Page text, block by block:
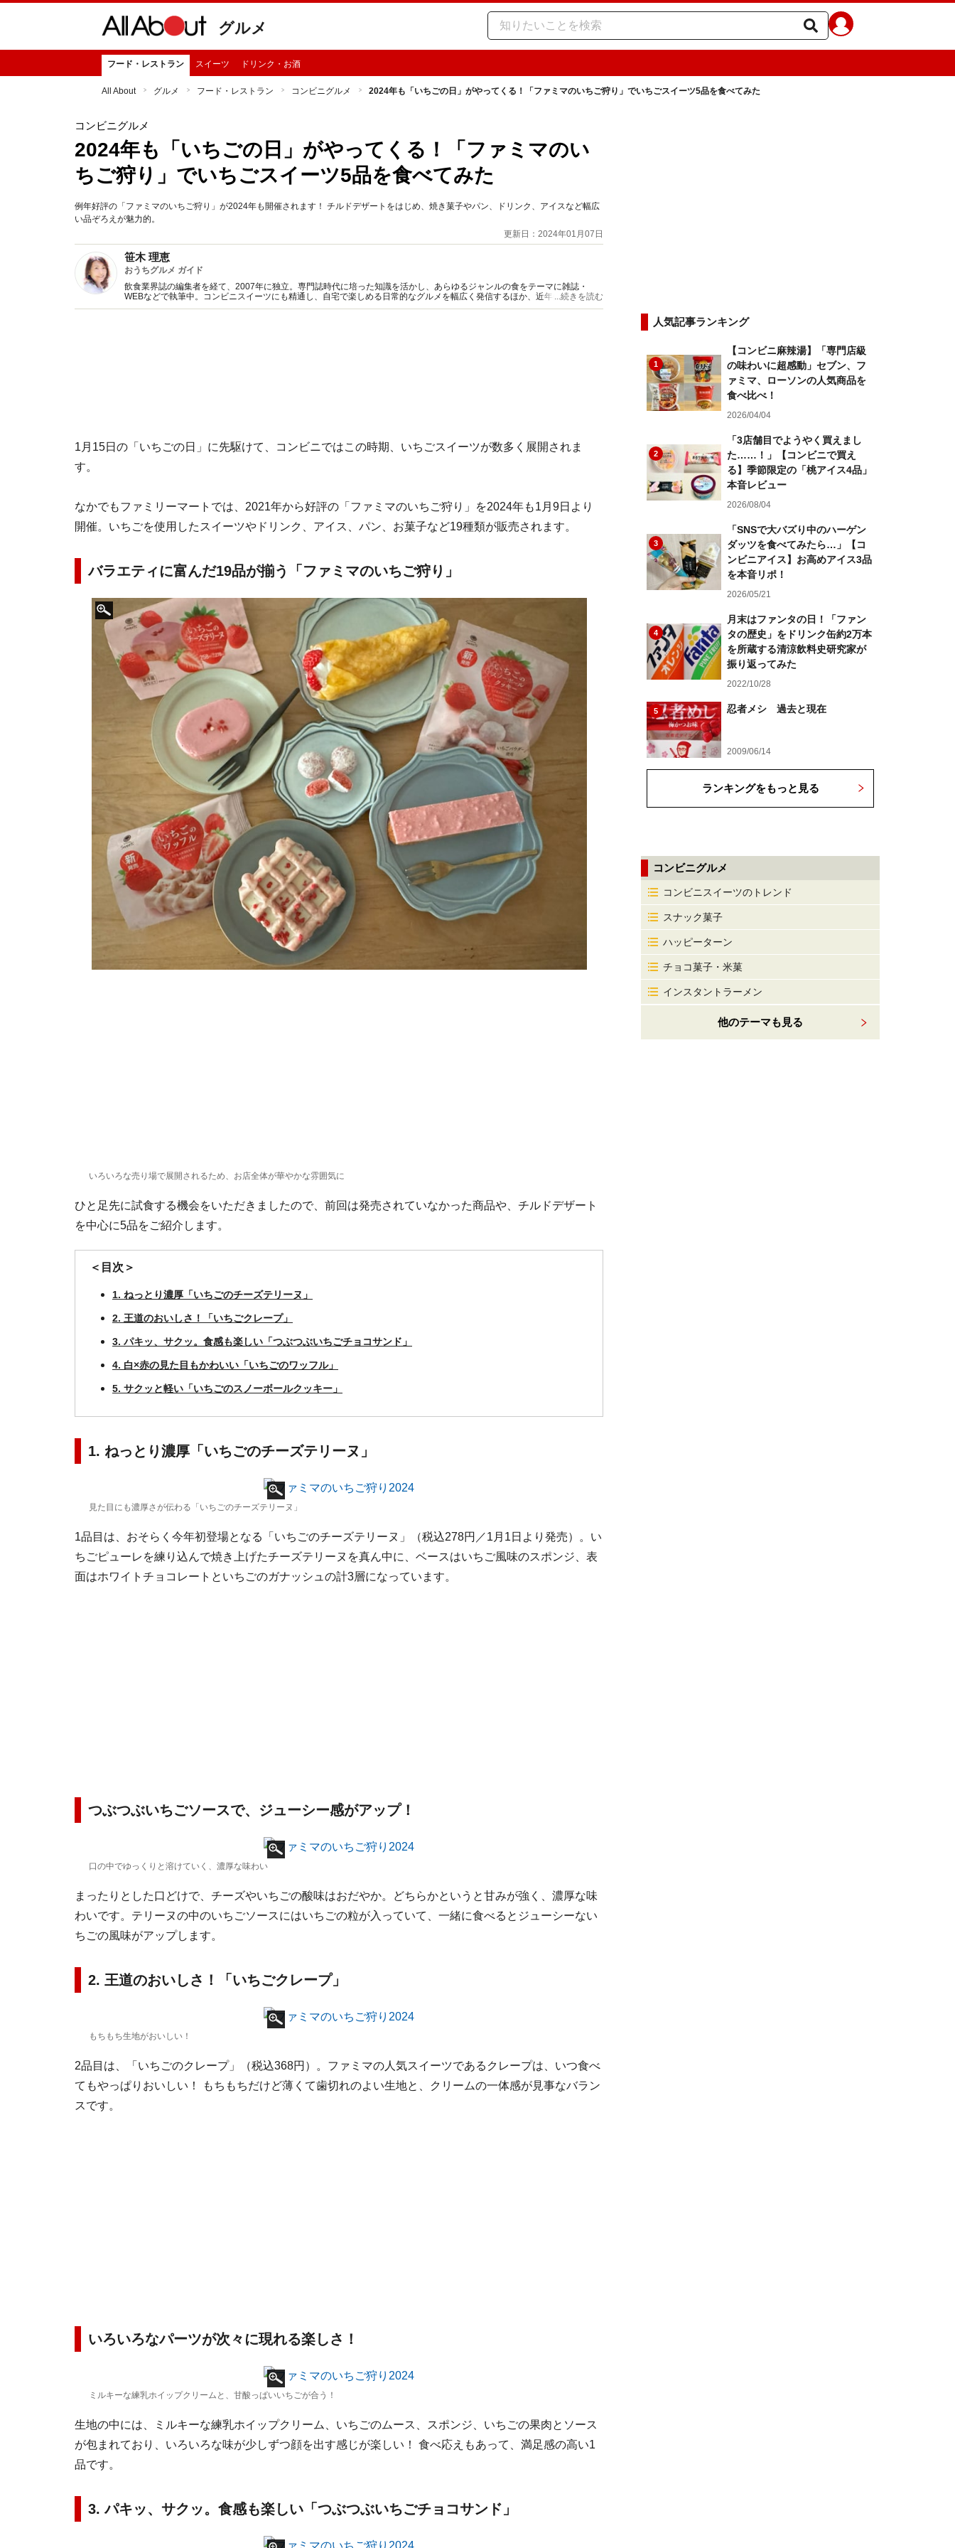
グルメ
フード・レストラン スイーツ ドリンク・お酒
All About グルメ フード・レストラン コンビニグルメ 2024年も「いちごの日」がやってくる！「ファミマのいちご狩り」でいちごスイーツ5品を食べてみた
コンビニグルメ
2024年も「いちごの日」がやってくる！「ファミマのい
ちご狩り」でいちごスイーツ5品を食べてみた
例年好評の「ファミマのいちご狩り」が2024年も開催されます！ チルドデザートをはじめ、焼き菓子やパン、ドリンク、アイスなど幅広
い品ぞろえが魅力的。
更新日：2024年01月07日
笹木 理恵
おうちグルメ ガイド
飲食業界誌の編集者を経て、2007年に独立。専門誌時代に培った知識を活かし、あらゆるジャンルの食をテーマに雑誌・
WEBなどで執筆中。コンビニスイーツにも精通し、自宅で楽しめる日常的なグルメを幅広く発信するほか、近年は「食の未
来」への取り組みについても意欲的に取材活動を行っている。
...続きを読む
1月15日の「いちごの日」に先駆けて、コンビニではこの時期、いちごスイーツが数多く展開されま
す。
なかでもファミリーマートでは、2021年から好評の「ファミマのいちご狩り」を2024年も1月9日より
開催。いちごを使用したスイーツやドリンク、アイス、パン、お菓子など19種類が販売されます。
バラエティに富んだ19品が揃う「ファミマのいちご狩り」
いろいろな売り場で展開されるため、お店全体が華やかな雰囲気に
ひと足先に試食する機会をいただきましたので、前回は発売されていなかった商品や、チルドデザート
を中心に5品をご紹介します。
＜目次＞
1. ねっとり濃厚「いちごのチーズテリーヌ」
2. 王道のおいしさ！「いちごクレープ」
3. パキッ、サクッ。食感も楽しい「つぶつぶいちごチョコサンド」
4. 白×赤の見た目もかわいい「いちごのワッフル」
5. サクッと軽い「いちごのスノーボールクッキー」
1. ねっとり濃厚「いちごのチーズテリーヌ」
見た目にも濃厚さが伝わる「いちごのチーズテリーヌ」
1品目は、おそらく今年初登場となる「いちごのチーズテリーヌ」（税込278円／1月1日より発売）。い
ちごピューレを練り込んで焼き上げたチーズテリーヌを真ん中に、ベースはいちご風味のスポンジ、表
面はホワイトチョコレートといちごのガナッシュの計3層になっています。
つぶつぶいちごソースで、ジューシー感がアップ！
口の中でゆっくりと溶けていく、濃厚な味わい
まったりとした口どけで、チーズやいちごの酸味はおだやか。どちらかというと甘みが強く、濃厚な味
わいです。テリーヌの中のいちごソースにはいちごの粒が入っていて、一緒に食べるとジューシーない
ちごの風味がアップします。
2. 王道のおいしさ！「いちごクレープ」
もちもち生地がおいしい！
2品目は、「いちごのクレープ」（税込368円）。ファミマの人気スイーツであるクレープは、いつ食べ
てもやっぱりおいしい！ もちもちだけど薄くて歯切れのよい生地と、クリームの一体感が見事なバラン
スです。
いろいろなパーツが次々に現れる楽しさ！
ミルキーな練乳ホイップクリームと、甘酸っぱいいちごが合う！
生地の中には、ミルキーな練乳ホイップクリーム、いちごのムース、スポンジ、いちごの果肉とソース
が包まれており、いろいろな味が少しずつ顔を出す感じが楽しい！ 食べ応えもあって、満足感の高い1
品です。
3. パキッ、サクッ。食感も楽しい「つぶつぶいちごチョコサンド」
人気記事ランキング
1
【コンビニ麻辣湯】「専門店級
の味わいに超感動」セブン、フ
ァミマ、ローソンの人気商品を
食べ比べ！
2026/04/04
2
「3店舗目でようやく買えまし
た……！」【コンビニで買え
る】季節限定の「桃アイス4品」
本音レビュー
2026/08/04
3
「SNSで大バズり中のハーゲン
ダッツを食べてみたら…」【コ
ンビニアイス】お高めアイス3品
を本音リポ！
2026/05/21
4
月末はファンタの日！「ファン
タの歴史」をドリンク缶約2万本
を所蔵する清涼飲料史研究家が
振り返ってみた
2022/10/28
5 忍者メシ 過去と現在
2009/06/14
ランキングをもっと見る
コンビニグルメ
コンビニスイーツのトレンド
スナック菓子
ハッピーターン
チョコ菓子・米菓
インスタントラーメン
他のテーマも見る